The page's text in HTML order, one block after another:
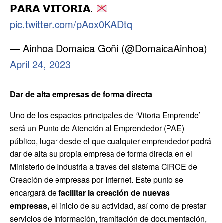
𝗣𝗔𝗥𝗔 𝗩𝗜𝗧𝗢𝗥𝗜𝗔.
pic.twitter.com/pAox0KADtq
— Ainhoa Domaica Goñi (@DomaicaAinhoa)
April 24, 2023
Dar de alta empresas de forma directa
Uno de los espacios principales de ‘Vitoria Emprende’
será un Punto de Atención al Emprendedor (PAE)
público, lugar desde el que cualquier emprendedor podrá
darde alta su propia empresa de forma directa en el
Ministerio de Industria a través del sistema CIRCE de
Creación de empresas por Internet. Este punto se
encargará defacilitar la creación de nuevas
empresas,el inicio de su actividad, así como de prestar
servicios de información, tramitación de documentación,